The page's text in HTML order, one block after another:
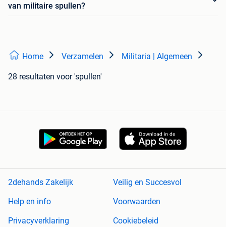
van militaire spullen?
Home Verzamelen Militaria | Algemeen
28 resultaten voor 'spullen'
2dehands Zakelijk
Veilig en Succesvol
Help en info
Voorwaarden
Privacyverklaring
Cookiebeleid